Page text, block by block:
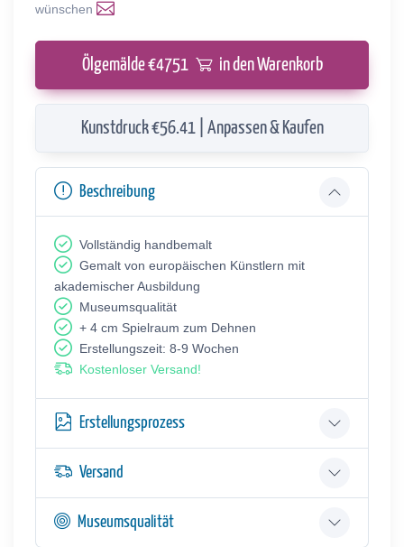
wünschen
Ölgemälde €4751 in den Warenkorb
Kunstdruck €56.41 | Anpassen & Kaufen
Beschreibung
Vollständig handbemalt
Gemalt von europäischen Künstlern mit
akademischer Ausbildung
Museumsqualität
+ 4 cm Spielraum zum Dehnen
Erstellungszeit: 8-9 Wochen
Kostenloser Versand!
Erstellungsprozess
Versand
Museumsqualität